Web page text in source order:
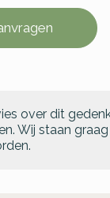
over dit
Wij staan